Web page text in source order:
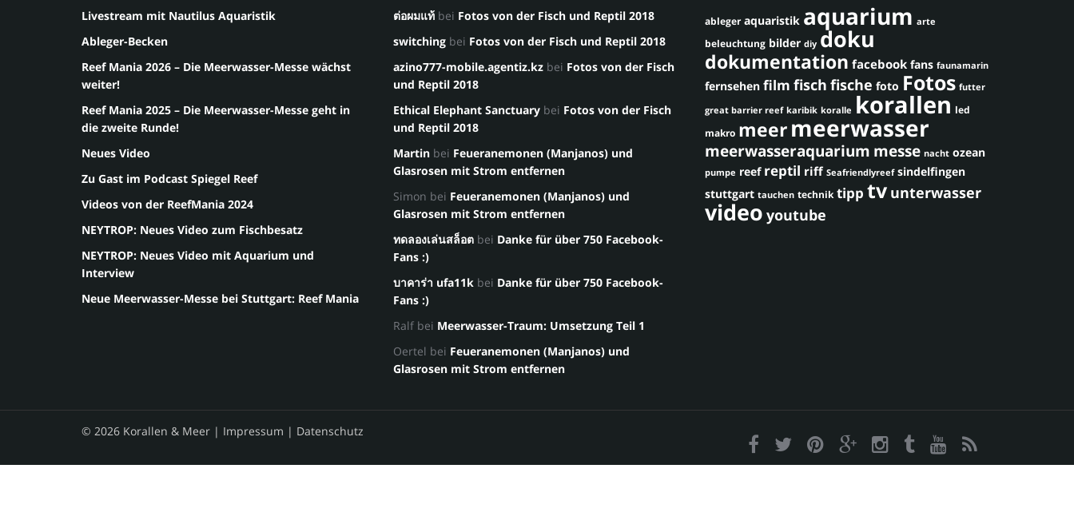
Livestream mit Nautilus Aquaristik
Ableger-Becken
Reef Mania 2026 – Die Meerwasser-Messe wächst
weiter!
Reef Mania 2025 – Die Meerwasser-Messe geht in
die zweite Runde!
Neues Video
Zu Gast im Podcast Spiegel Reef
Videos von der ReefMania 2024
NEYTROP: Neues Video zum Fischbesatz
NEYTROP: Neues Video mit Aquarium und
Interview
Neue Meerwasser-Messe bei Stuttgart: Reef Mania
ต่อผมแท้ bei Fotos von der Fisch und Reptil 2018
switching bei Fotos von der Fisch und Reptil 2018
azino777-mobile.agentiz.kz bei Fotos von der Fisch
und Reptil 2018
Ethical Elephant Sanctuary bei Fotos von der Fisch
und Reptil 2018
Martin bei Feueranemonen (Manjanos) und
Glasrosen mit Strom entfernen
Simon bei Feueranemonen (Manjanos) und
Glasrosen mit Strom entfernen
ทดลองเล่นสล็อต bei Danke für über 750 Facebook-
Fans :)
บาคาร่า ufa11k bei Danke für über 750 Facebook-
Fans :)
Ralf bei Meerwasser-Traum: Umsetzung Teil 1
Oertel bei Feueranemonen (Manjanos) und
Glasrosen mit Strom entfernen
ableger aquaristik aquarium arte
beleuchtung bilder diy doku
dokumentation facebook fans faunamarin
fernsehen film fisch fische foto Fotos futter
great barrier reef karibik koralle korallen led
makro meermeerwasser
meerwasseraquarium messe nacht ozean
pumpe reef reptil riff Seafriendlyreef sindelfingen
stuttgart tauchen technik tipp tv unterwasser
video youtube
© 2026 Korallen & Meer | Impressum | Datenschutz